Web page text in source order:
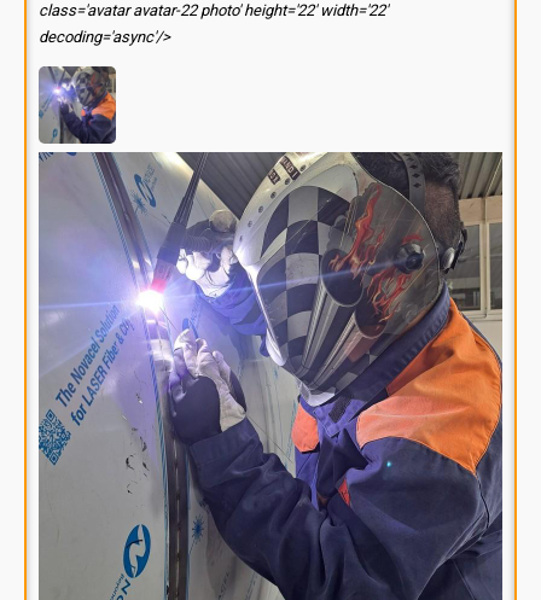
class='avatar avatar-22 photo' height='22' width='22'
decoding='async'/>